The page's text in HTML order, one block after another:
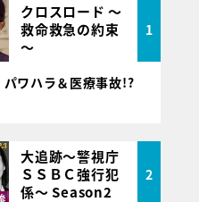
クロスロード ～
救命救急の約束
～
1
ワハラ＆医療事故!?
大追跡～警視庁
ＳＳＢＣ強行犯
係～ Season2
2